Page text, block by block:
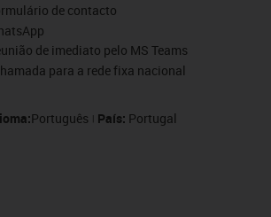
de contacto
de imediato pelo MS Teams
para a rede fixa nacional
Português País: Portugal